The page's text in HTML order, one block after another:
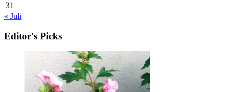
31
« Juli
Editor's Picks